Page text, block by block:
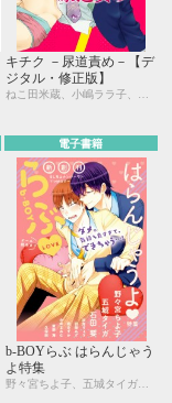
キチク －尿道責め－【デ
ジタル・修正版】
電子書籍
b-BOYらぶ はらんじゃう
よ特集
野々宮ちよ子、五城タイガ、石田 要、桜井りょう、羽柴みず、柊みずか、かゆまみむ、東野 海、久保田